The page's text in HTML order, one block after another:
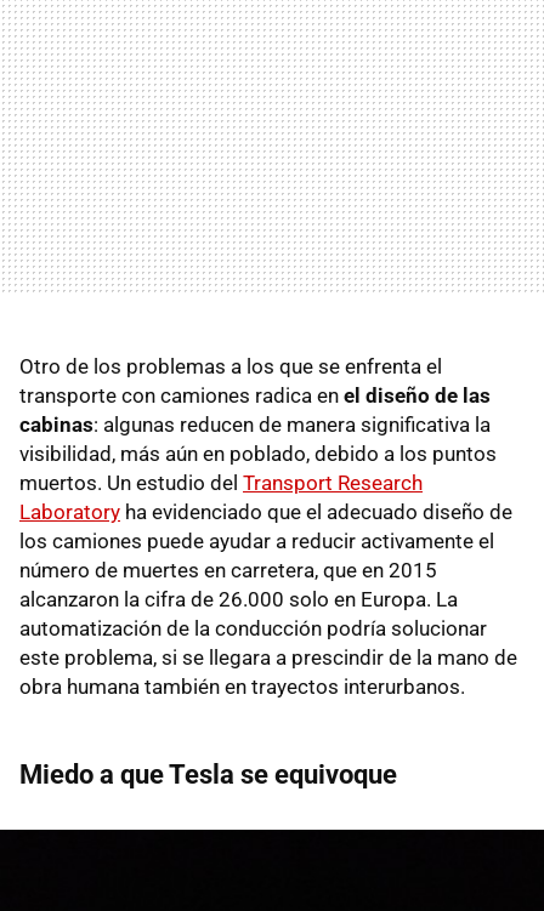
Otro de los problemas a los que se enfrenta el
transporte con camiones radica en el diseño de las
cabinas: algunas reducen de manera significativa la
visibilidad, más aún en poblado, debido a los puntos
muertos. Un estudio del Transport Research
Laboratory ha evidenciado que el adecuado diseño de
los camiones puede ayudar a reducir activamente el
número de muertes en carretera, que en 2015
alcanzaron la cifra de 26.000 solo en Europa. La
automatización de la conducción podría solucionar
este problema, si se llegara a prescindir de la mano de
obra humana también en trayectos interurbanos.
Miedo a que Tesla se equivoque